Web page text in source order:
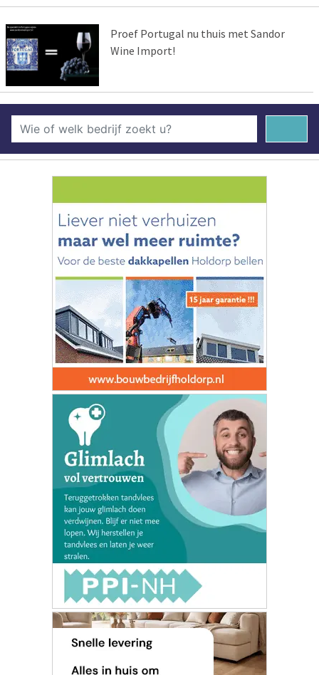
Proef Portugal nu thuis met Sandor
Wine Import!